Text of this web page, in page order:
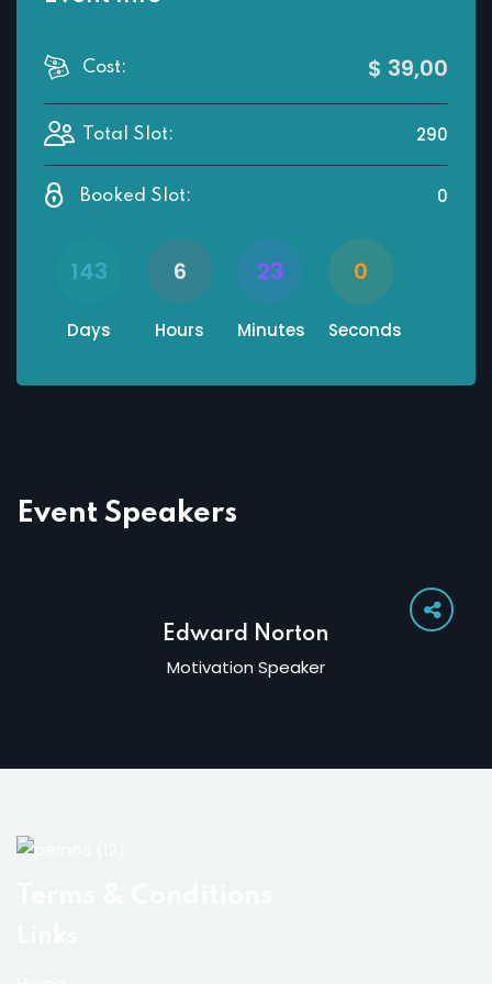
Cost: $ 39,00
Total Slot: 290
Booked Slot: 0
143
Days
6
Hours
23
Minutes
0
Seconds
Event Speakers
Edward Norton
Motivation Speaker